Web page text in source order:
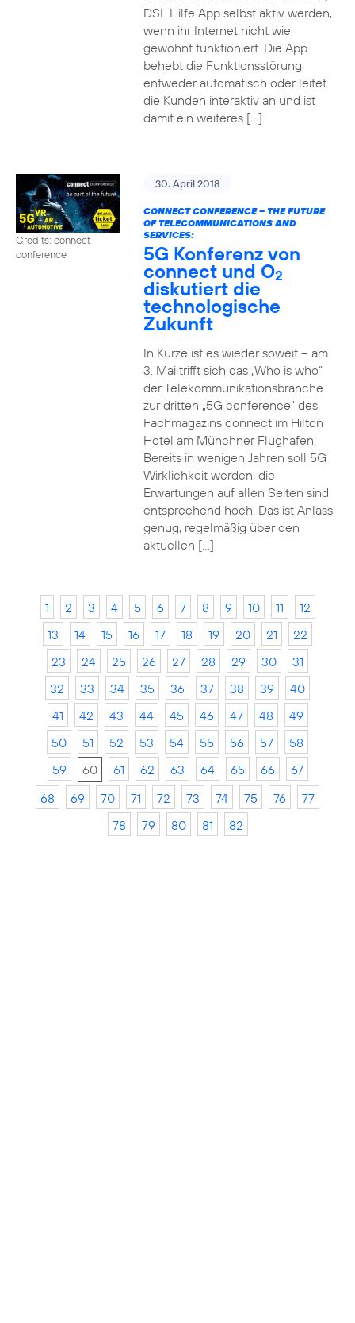
DSL Hilfe App selbst aktiv werden,
wenn ihr Internet nicht wie
gewohnt funktioniert. Die App
behebt die Funktionsstörung
entweder automatisch oder leitet
die Kunden interaktiv an und ist
damit ein weiteres […]
Credits: connect
conference
30. April 2018
CONNECT CONFERENCE – THE FUTURE
OF TELECOMMUNICATIONS AND
SERVICES:
5G Konferenz von
connect und O2
diskutiert die
technologische
Zukunft
In Kürze ist es wieder soweit – am
3. Mai trifft sich das „Who is who“
der Telekommunikationsbranche
zur dritten „5G conference“ des
Fachmagazins connect im Hilton
Hotel am Münchner Flughafen.
Bereits in wenigen Jahren soll 5G
Wirklichkeit werden, die
Erwartungen auf allen Seiten sind
entsprechend hoch. Das ist Anlass
genug, regelmäßig über den
aktuellen […]
1 2 3 4 5 6 7 8 9 10 11
12
13
14 15 16 17 18 19 20 21
22
23
24 25 26 27 28 29 30
31
32
33 34 35 36 37 38 39
40
41
42 43 44 45 46 47 48
49
50
51 52 53 54 55 56 57
58
59
60 61 62 63 64 65 66
67
68
69 70 71 72 73 74 75 76
77
78
79 80 81 82